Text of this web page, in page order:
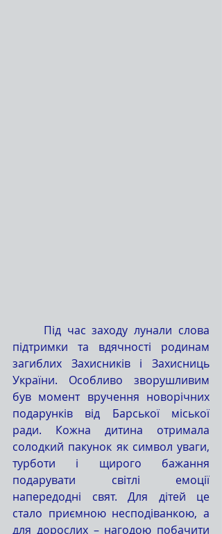
підтримки та вдячності родинам
загиблих Захисників і Захисниць
України. Особливо зворушливим
був момент вручення новорічних
подарунків від Барської міської
ради. Кожна дитина отримала
солодкий пакунок як символ уваги,
турботи і щирого бажання
подарувати світлі емоції
напередодні свят. Для дітей це
стало приємною несподіванкою, а
для дорослих – нагодою побачити